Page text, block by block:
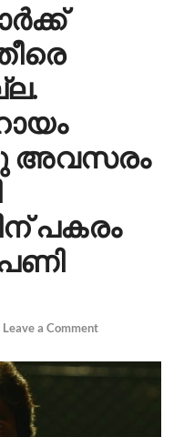
അവസരം
പകരം
പണി
Leave a Comment